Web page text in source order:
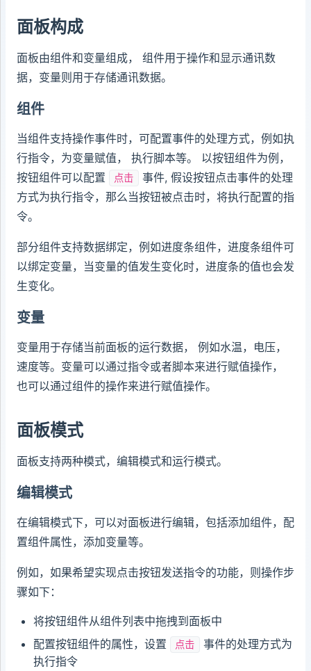
面板构成
面板由组件和变量组成， 组件用于操作和显示通讯数
据，变量则用于存储通讯数据。
组件
当组件支持操作事件时，可配置事件的处理方式，例如执
行指令，为变量赋值， 执行脚本等。 以按钮组件为例，
按钮组件可以配置
点击
事件, 假设按钮点击事件的处理
方式为执行指令，那么当按钮被点击时，将执行配置的指
令。
部分组件支持数据绑定，例如进度条组件，进度条组件可
以绑定变量，当变量的值发生变化时，进度条的值也会发
生变化。
变量
变量用于存储当前面板的运行数据， 例如水温，电压，
速度等。变量可以通过指令或者脚本来进行赋值操作，
也可以通过组件的操作来进行赋值操作。
面板模式
面板支持两种模式，编辑模式和运行模式。
编辑模式
在编辑模式下，可以对面板进行编辑，包括添加组件，配
置组件属性，添加变量等。
例如，如果希望实现点击按钮发送指令的功能，则操作步
骤如下：
将按钮组件从组件列表中拖拽到面板中
配置按钮组件的属性，设置
点击
事件的处理方式为
执行指令